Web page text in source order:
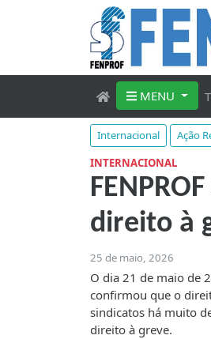
MENU
Internacional Ação
INTERNACIONAL
direito à
25 de maio, 2026
O dia 21 de maio de
confirmou que o
sindicatos há muito
direito à greve.